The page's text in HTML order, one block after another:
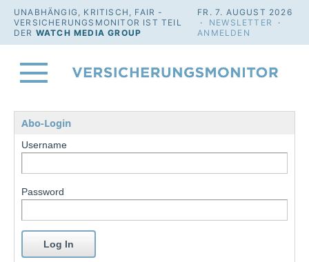
UNABHÄNGIG, KRITISCH, FAIR -
VERSICHERUNGSMONITOR IST TEIL
DER WATCH MEDIA GROUP
FR. 7. AUGUST 2026
· NEWSLETTER
·
ANMELDEN
Abo-Login
Username
Password